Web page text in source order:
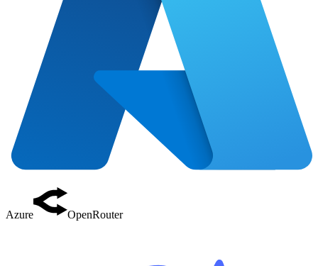
Azure OpenRouter